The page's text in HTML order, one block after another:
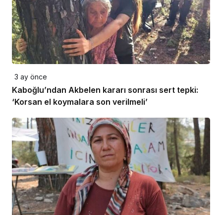
3 ay önce
Kaboğlu’ndan Akbelen kararı sonrası sert tepki:
‘Korsan el koymalara son verilmeli’